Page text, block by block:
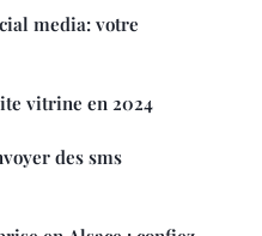
media: votre
vitrine en 2024
des sms